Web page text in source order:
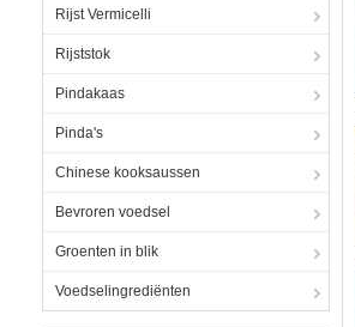
Rijst Vermicelli
Rijststok
Pindakaas
Pinda's
Chinese kooksaussen
Bevroren voedsel
Groenten in blik
Voedselingrediënten